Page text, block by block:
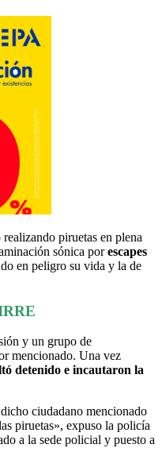
piruetas en plena
sónica porescapes
en peligro su vida y la de
y un grupo de
mencionado. Una vez
detenido e incautaron la
ciudadano mencionado
piruetas», expuso la policía
a la sede policial y puesto a